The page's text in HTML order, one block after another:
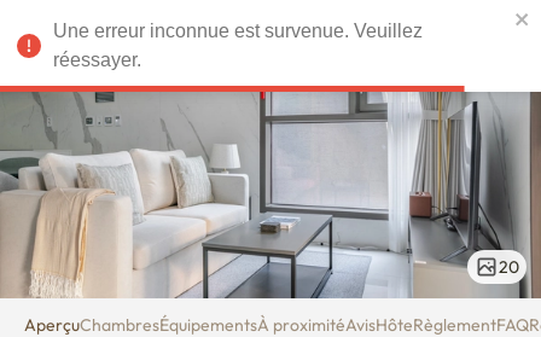
[Blueground] Jamsil Prugio
EUR
20
AperçuChambresÉquipementsÀ proximitéAvisHôteRèglementFAQ
Une erreur inconnue est survenue. Veuillez
réessayer.